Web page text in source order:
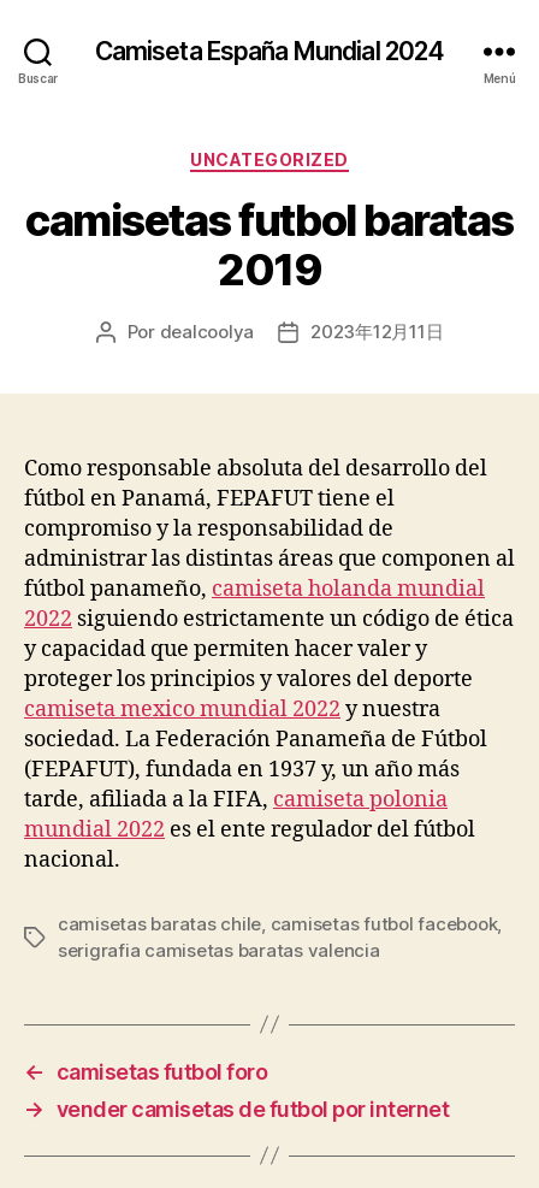
Buscar
Camiseta España Mundial 2024
Menú
Categorías
UNCATEGORIZED
camisetas futbol baratas
2019
Autor
Por dealcoolya
Fecha2023年12月11日
Como responsable absoluta del desarrollo del
fútbol en Panamá, FEPAFUT tiene el
compromiso y la responsabilidad de
administrar las distintas áreas que componen al
fútbol panameño, camiseta holanda mundial
2022 siguiendo estrictamente un código de ética
y capacidad que permiten hacer valer y
proteger los principios y valores del deporte
camiseta mexico mundial 2022 y nuestra
sociedad. La Federación Panameña de Fútbol
(FEPAFUT), fundada en 1937 y, un año más
tarde, afiliada a la FIFA, camiseta polonia
mundial 2022 es el ente regulador del fútbol
nacional.
Etiquetas
camisetas baratas chile camisetas futbol facebook,
serigrafia camisetas baratas valencia
←
camisetas futbol foro
→ vender camisetas de futbol por internet